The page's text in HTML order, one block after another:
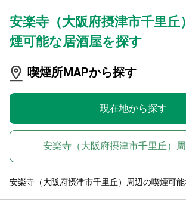
安楽寺（大阪府摂津市千里丘
煙可能な居酒屋を探す
喫煙所MAPから探す
現在地から探す
安楽寺（大阪府摂津市千里丘）
安楽寺（大阪府摂津市千里丘）周辺の喫煙可